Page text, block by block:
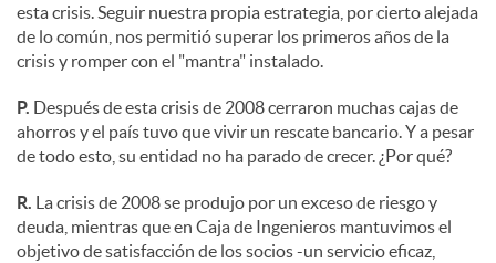
esta crisis. Seguir nuestra propia estrategia, por cierto alejada
de lo común, nos permitió superar los primeros años de la
crisis y romper con el "mantra" instalado.
P. Después de esta crisis de 2008 cerraron muchas cajas de
ahorros y el país tuvo que vivir un rescate bancario. Y a pesar
de todo esto, su entidad no ha parado de crecer. ¿Por qué?
R. La crisis de 2008 se produjo por un exceso de riesgo y
deuda, mientras que en Caja de Ingenieros mantuvimos el
objetivo de satisfacción de los socios -un servicio eficaz,